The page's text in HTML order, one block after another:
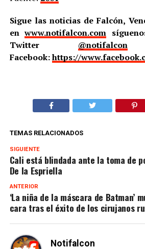
Sigue las noticias de Falcón,
enwww.notifalcon.com
Twitter @notifalcon
Facebook:https://
TEMAS RELACIONADOS
SIGUIENTE
Cali está blindada ante la toma de
De la Espriella
ANTERIOR
‘La niña de la máscara de Batman’
cara tras el éxito de los cirujanos
Notifalcon